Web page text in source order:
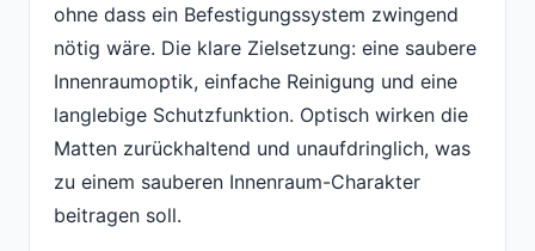
ohne dass ein Befestigungssystem zwingend
nötig wäre. Die klare Zielsetzung: eine saubere
Innenraumoptik, einfache Reinigung und eine
langlebige Schutzfunktion. Optisch wirken die
Matten zurückhaltend und unaufdringlich, was
zu einem sauberen Innenraum-Charakter
beitragen soll.